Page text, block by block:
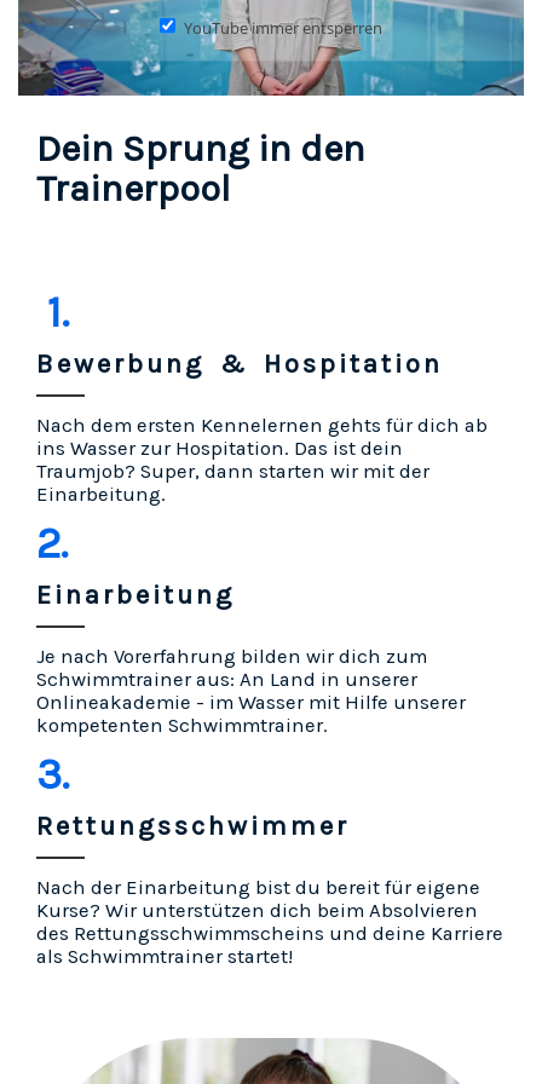
YouTube immer entsperren
Dein Sprung in den
Trainerpool
1.
Bewerbung & Hospitation
Nach dem ersten Kennelernen gehts für dich ab
ins Wasser zur Hospitation. Das ist dein
Traumjob? Super, dann starten wir mit der
Einarbeitung.
2.
Einarbeitung
Je nach Vorerfahrung bilden wir dich zum
Schwimmtrainer aus: An Land in unserer
Onlineakademie - im Wasser mit Hilfe unserer
kompetenten Schwimmtrainer.
3.
Rettungsschwimmer
Nach der Einarbeitung bist du bereit für eigene
Kurse? Wir unterstützen dich beim Absolvieren
des Rettungsschwimmscheins und deine Karriere
als Schwimmtrainer startet!